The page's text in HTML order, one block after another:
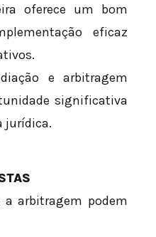
oferece um bom
eficaz
e arbitragem
significativa
jurídica.
a arbitragem podem